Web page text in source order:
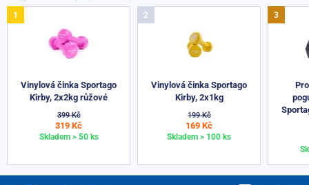
Vinylová činka Sportago
Kirby, 2x2kg růžové
399 Kč
319 Kč
Skladem > 50 ks
Vinylová činka Sportago
Kirby, 2x1kg
199 Kč
169 Kč
Skladem > 100 ks